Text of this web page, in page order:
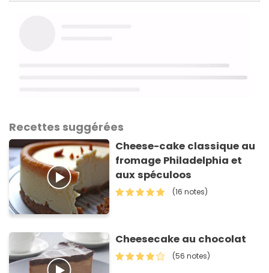
Recettes suggérées
Cheese-cake classique au
fromage Philadelphia et
aux spéculoos
(16 notes)
Cheesecake au chocolat
(56 notes)